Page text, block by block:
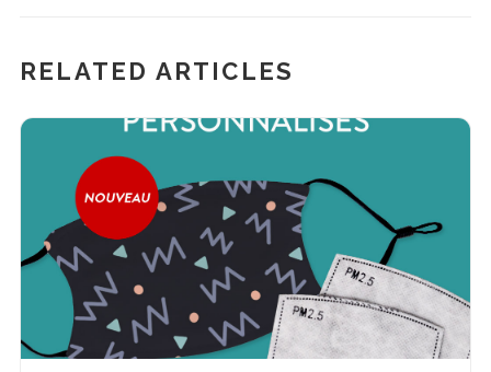
RELATED ARTICLES